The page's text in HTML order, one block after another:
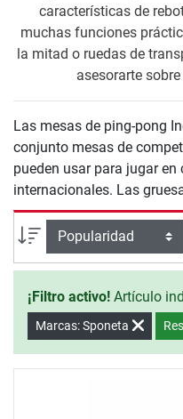
características de
muchas funciones
la mitad o ruedas de
asesorarte
Las mesas de ping-pong
conjunto mesas de
pueden usar para jugar
internacionales. Las
proporcionan calidad de
salto de la pelota es muy
jugadores de clubs y
de calidad decisiva.
Ordenar por
¡Filtro activo! Artículo
Marcas: Sponeta